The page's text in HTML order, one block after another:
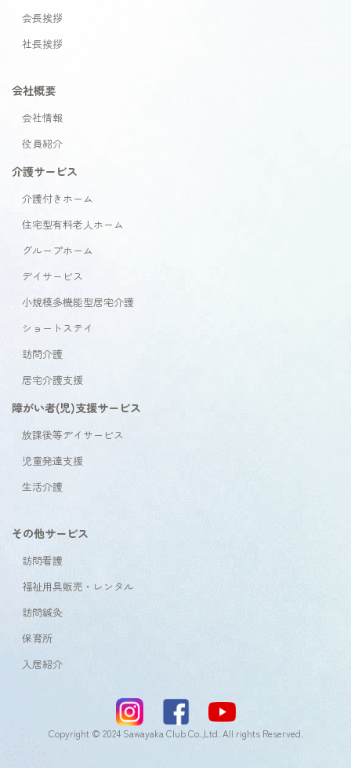
会長挨拶
社長挨拶
会社概要
会社情報
役員紹介
介護サービス
介護付きホーム
住宅型有料老人ホーム
グループホーム
デイサービス
小規模多機能型居宅介護
ショートステイ
訪問介護
居宅介護支援
障がい者(児)支援サービス
放課後等デイサービス
児童発達支援
生活介護
その他サービス
訪問看護
福祉用具販売・レンタル
訪問鍼灸
保育所
入居紹介
Copyright © 2024 Sawayaka Club Co.,Ltd. All rights Reserved.